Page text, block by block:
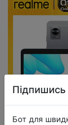
Підпишись
Бот для